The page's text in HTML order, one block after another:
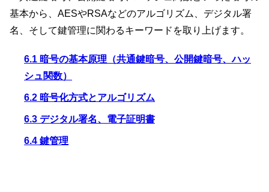
基本から、AESやRSAなどのアルゴリズム、デジタル署
名、そして鍵管理に関わるキーワードを取り上げます。
6.1 暗号の基本原理（共通鍵暗号、公開鍵暗号、ハッ
シュ関数）
6.2 暗号化方式とアルゴリズム
6.3 デジタル署名、電子証明書
6.4 鍵管理